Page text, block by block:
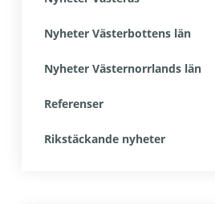
Nyheter Västerbottens län
Nyheter Västernorrlands län
Referenser
Rikstäckande nyheter